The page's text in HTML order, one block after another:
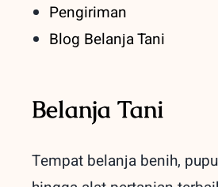
Pengiriman
Blog Belanja Tani
Belanja Tani
Tempat belanja benih,